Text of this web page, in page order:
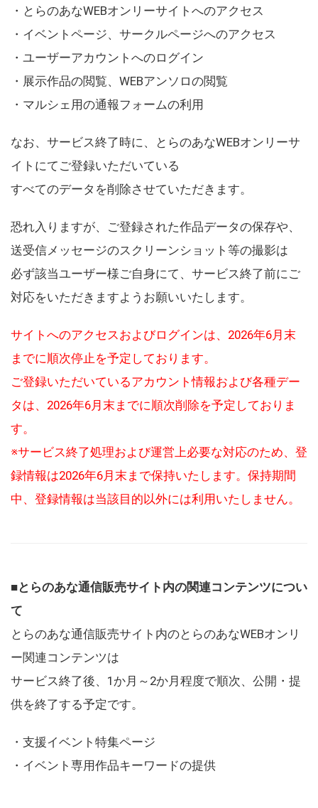
・とらのあなWEBオンリーサイトへのアクセス
・イベントページ、サークルページへのアクセス
・ユーザーアカウントへのログイン
・展示作品の閲覧、WEBアンソロの閲覧
・マルシェ用の通報フォームの利用
なお、サービス終了時に、とらのあなWEBオンリーサ
イトにてご登録いただいている
すべてのデータを削除させていただきます。
恐れ入りますが、ご登録された作品データの保存や、
送受信メッセージのスクリーンショット等の撮影は
必ず該当ユーザー様ご自身にて、サービス終了前にご
対応をいただきますようお願いいたします。
サイトへのアクセスおよびログインは、2026年6月末
までに順次停止を予定しております。
ご登録いただいているアカウント情報および各種デー
タは、2026年6月末までに順次削除を予定しておりま
す。
※サービス終了処理および運営上必要な対応のため、登
録情報は2026年6月末まで保持いたします。保持期間
中、登録情報は当該目的以外には利用いたしません。
■とらのあな通信販売サイト内の関連コンテンツについ
て
とらのあな通信販売サイト内のとらのあなWEBオンリ
ー関連コンテンツは
サービス終了後、1か月～2か月程度で順次、公開・提
供を終了する予定です。
・支援イベント特集ページ
・イベント専用作品キーワードの提供